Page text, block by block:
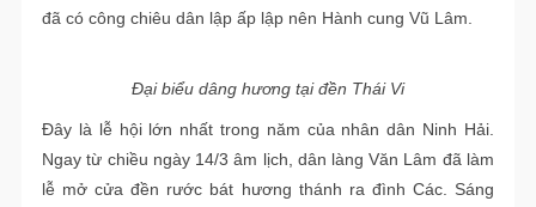
đã có công chiêu dân lập ấp lập nên Hành cung Vũ Lâm.
Đại biểu dâng hương tại đền Thái Vi
Đây là lễ hội lớn nhất trong năm của nhân dân Ninh Hải.
Ngay từ chiều ngày 14/3 âm lịch, dân làng Văn Lâm đã làm
lễ mở cửa đền rước bát hương thánh ra đình Các. Sáng